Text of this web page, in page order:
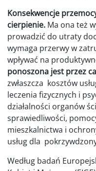
Konsekwencje
cierpienie. Ma ona też
prowadzić do utraty
wymaga przerwy w
wpływać na
ponoszona jest przez
zwłaszcza kosztów
leczenia fizycznych i
działalności organów
sprawiedliwości,
mieszkalnictwa i
usług dla
Według badań